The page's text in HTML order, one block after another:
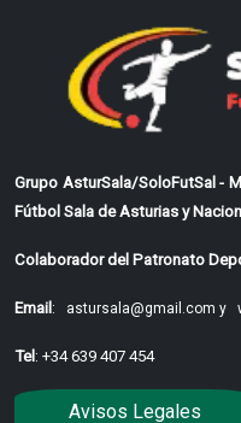
Grupo AsturSala/SoloFutSal -
Fútbol Sala de Asturias y
Colaborador del Patronato
Email : astursala@gmail.com y
Tel : +34 639 407 454
Avisos Legales